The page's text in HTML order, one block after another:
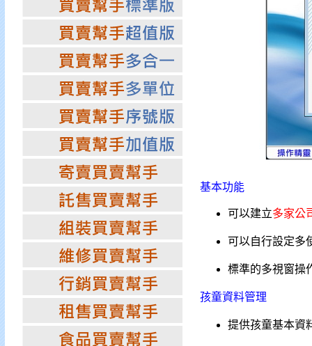
基本功能
可以建立多家公
可以自行設定多
標準的多視窗操
孩童資料管理
提供孩童基本資